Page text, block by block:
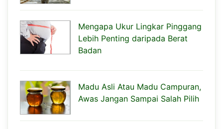
Mengapa Ukur Lingkar Pinggang
Lebih Penting daripada Berat
Badan
Madu Asli Atau Madu Campuran,
Awas Jangan Sampai Salah Pilih